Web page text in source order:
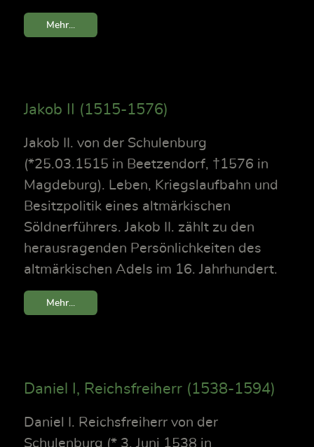
Mehr...
Jakob II (1515-1576)
Jakob II. von der Schulenburg
(*25.03.1515 in Beetzendorf, †1576 in
Magdeburg). Leben, Kriegslaufbahn und
Besitzpolitik eines altmärkischen
Söldnerführers. Jakob II. zählt zu den
herausragenden Persönlichkeiten des
altmärkischen Adels im 16. Jahrhundert.
Mehr...
Daniel I, Reichsfreiherr (1538-1594)
Daniel I. Reichsfreiherr von der
Schulenburg (* 3. Juni 1538 in